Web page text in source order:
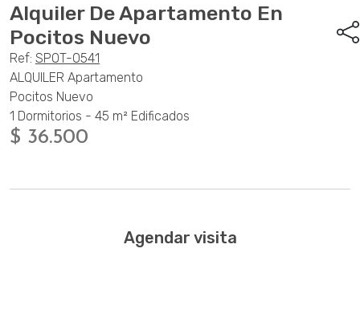
Alquiler De Apartamento En
Pocitos Nuevo
Ref: SPOT-0541
ALQUILER Apartamento
Pocitos Nuevo
1 Dormitorios - 45 m² Edificados
$ 36.500
Agendar visita